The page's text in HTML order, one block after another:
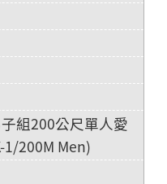
組200公尺單人愛
1/200M Men)